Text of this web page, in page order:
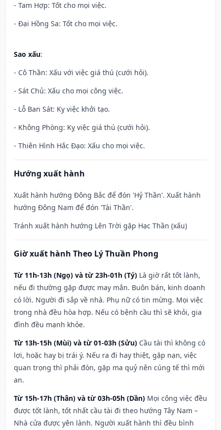
- Tam Hợp: Tốt cho mọi việc.
- Đại Hồng Sa: Tốt cho mọi việc.
Sao xấu:
- Cô Thần: Xấu với việc giá thú (cưới hỏi).
- Sát Chủ: Xấu cho mọi công việc.
- Lỗ Ban Sát: Kỵ việc khởi tạo.
- Không Phòng: Kỵ việc giá thú (cưới hỏi).
- Thiên Hình Hắc Đạo: Xấu cho mọi việc.
Hướng xuất hành
Xuất hành hướng Đông Bắc để đón 'Hỷ Thần'. Xuất hành
hướng Đông Nam để đón 'Tài Thần'.
Tránh xuất hành hướng Lên Trời gặp Hạc Thần (xấu)
Giờ xuất hành Theo Lý Thuần Phong
Từ 11h-13h (Ngọ) và từ 23h-01h (Tý) Là giờ rất tốt lành,
nếu đi thường gặp được may mắn. Buôn bán, kinh doanh
có lời. Người đi sắp về nhà. Phụ nữ có tin mừng. Mọi việc
trong nhà đều hòa hợp. Nếu có bệnh cầu thì sẽ khỏi, gia
đình đều mạnh khỏe.
Từ 13h-15h (Mùi) và từ 01-03h (Sửu) Cầu tài thì không có
lợi, hoặc hay bị trái ý. Nếu ra đi hay thiệt, gặp nạn, việc
quan trọng thì phải đòn, gặp ma quỷ nên cúng tế thì mới
an.
Từ 15h-17h (Thân) và từ 03h-05h (Dần) Mọi công việc đều
được tốt lành, tốt nhất cầu tài đi theo hướng Tây Nam –
Nhà cửa được yên lành. Người xuất hành thì đều bình